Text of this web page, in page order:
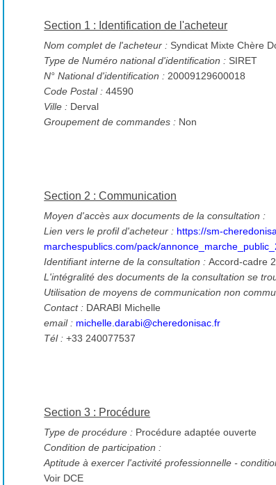
Section 1 : Identification de l'acheteur
Nom complet de l'acheteur : Syndicat Mixte Chère
Type de Numéro national d'identification : SIRET
N° National d'identification : 20009129600018
Code Postal : 44590
Ville : Derval
Groupement de commandes : Non
Section 2 : Communication
Moyen d'accès aux documents de la consultation :
Lien vers le profil d'acheteur : https://sm-
marchespublics.com/pack/
Identifiant interne de la consultation : Accord-cadre
L'intégralité des documents de la consultation se
Utilisation de moyens de communication non
Contact : DARABI Michelle
email : michelle.darabi@cheredonisac.fr
Tél : +33 240077537
Section 3 : Procédure
Type de procédure : Procédure adaptée ouverte
Condition de participation :
Aptitude à exercer l'activité professionnelle -
Voir DCE